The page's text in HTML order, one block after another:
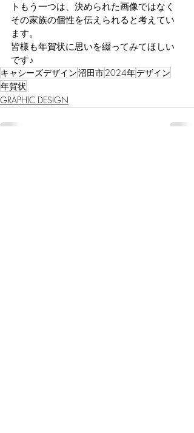
トもう一つは、決められた画像ではなく
その家族の個性を伝えられると考えてい
ます。
皆様も年賀状に思いを綴ってみてほしい
です♪
キャシーズデザイン沼田市2024年デザイン
年賀状
GRAPHIC DESIGN